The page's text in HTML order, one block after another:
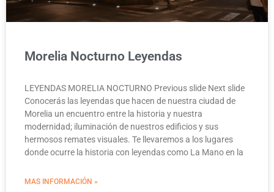
Morelia Nocturno Leyendas
LEYENDAS MORELIA NOCTURNO Previous slide Next slide
Conocerás las leyendas que hacen de nuestra ciudad de
Morelia un encuentro entre la historia y nuestra
modernidad; iluminación de nuestros edificios y sus
hermosos remates visuales. Te llevaremos a los lugares
donde ocurre la historia con leyendas como La Mano en la
MAS INFORMACIÓN »